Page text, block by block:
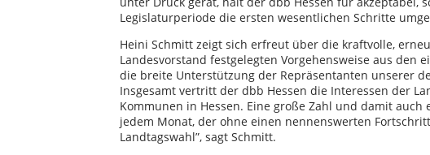
Legislaturperiode die ersten wesentlichen Schritte
Heini Schmitt zeigt sich erfreut über die kraftvolle,
Landesvorstand festgelegten Vorgehensweise aus den
die breite Unterstützung der Repräsentanten unserer
Insgesamt vertritt der dbb Hessen die Interessen der
Kommunen in Hessen. Eine große Zahl und damit
jedem Monat, der ohne einen nennenswerten
Landtagswahl”, sagt Schmitt.